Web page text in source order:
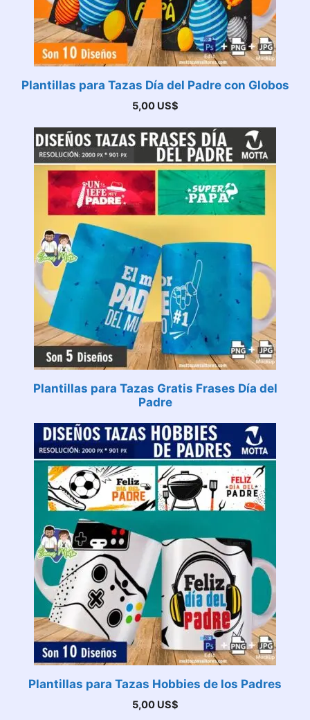
Plantillas para Tazas Día del Padre con Globos
5,00 US$
Plantillas para Tazas Gratis Frases Día del
Padre
Plantillas para Tazas Hobbies de los Padres
5,00 US$